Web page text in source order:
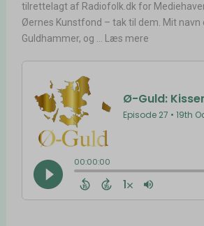
tilrettelagt af Radiofolk.dk for
Øernes Kunstfond – tak til dem. Mit navn
Guldhammer, og ... Læs mere